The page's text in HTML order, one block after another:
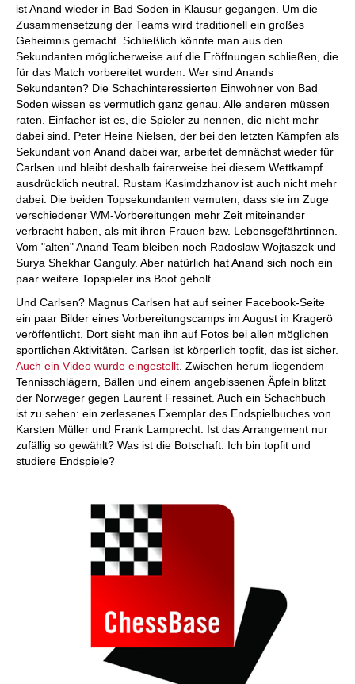
ist Anand wieder in Bad Soden in Klausur gegangen. Um die
Zusammensetzung der Teams wird traditionell ein großes
Geheimnis gemacht. Schließlich könnte man aus den
Sekundanten möglicherweise auf die Eröffnungen schließen, die
für das Match vorbereitet wurden. Wer sind Anands
Sekundanten? Die Schachinteressierten Einwohner von Bad
Soden wissen es vermutlich ganz genau. Alle anderen müssen
raten. Einfacher ist es, die Spieler zu nennen, die nicht mehr
dabei sind. Peter Heine Nielsen, der bei den letzten Kämpfen als
Sekundant von Anand dabei war, arbeitet demnächst wieder für
Carlsen und bleibt deshalb fairerweise bei diesem Wettkampf
ausdrücklich neutral. Rustam Kasimdzhanov ist auch nicht mehr
dabei. Die beiden Topsekundanten vemuten, dass sie im Zuge
verschiedener WM-Vorbereitungen mehr Zeit miteinander
verbracht haben, als mit ihren Frauen bzw. Lebensgefährtinnen.
Vom "alten" Anand Team bleiben noch Radoslaw Wojtaszek und
Surya Shekhar Ganguly. Aber natürlich hat Anand sich noch ein
paar weitere Topspieler ins Boot geholt.
Und Carlsen? Magnus Carlsen hat auf seiner Facebook-Seite
ein paar Bilder eines Vorbereitungscamps im August in Kragerö
veröffentlicht. Dort sieht man ihn auf Fotos bei allen möglichen
sportlichen Aktivitäten. Carlsen ist körperlich topfit, das ist sicher.
Auch ein Video wurde eingestellt . Zwischen herum liegendem
Tennisschlägern, Bällen und einem angebissenen Äpfeln blitzt
der Norweger gegen Laurent Fressinet. Auch ein Schachbuch
ist zu sehen: ein zerlesenes Exemplar des Endspielbuches von
Karsten Müller und Frank Lamprecht. Ist das Arrangement nur
zufällig so gewählt? Was ist die Botschaft: Ich bin topfit und
studiere Endspiele?